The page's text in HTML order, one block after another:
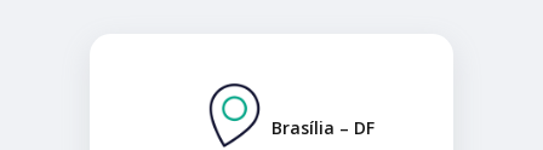
Brasília – DF